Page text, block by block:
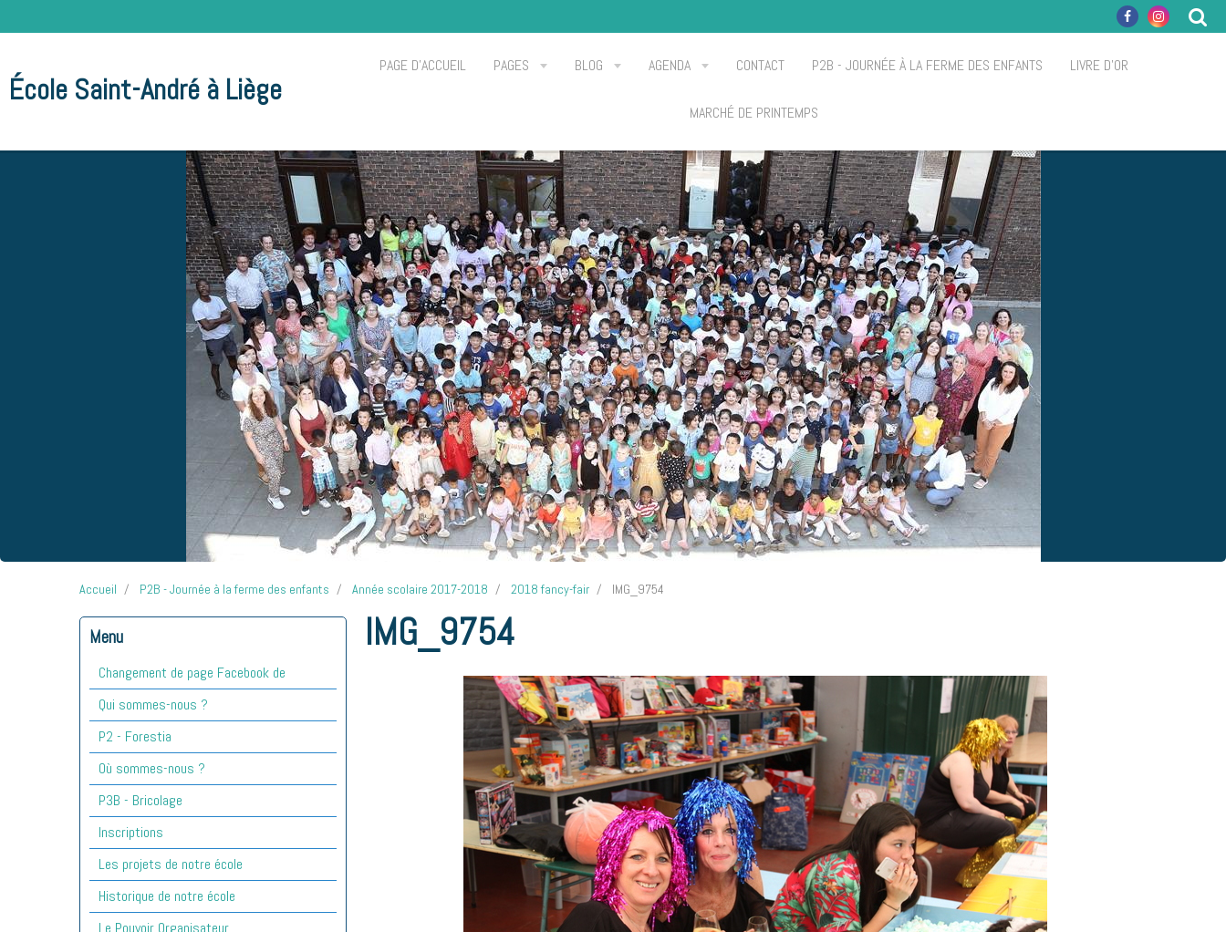
École Saint-André à Liège
PAGE D'ACCUEIL PAGES BLOG AGENDA CONTACT P2B - JOURNÉE À LA FERME DES ENFANTS LIVRE D'OR
MARCHÉ DE PRINTEMPS
Accueil P2B - Journée à la ferme des enfants Année scolaire 2017-2018 2018 fancy-fair IMG_9754
IMG_9754
Menu
Changement de page Facebook de
Qui sommes-nous ?
P2 - Forestia
Où sommes-nous ?
P3B - Bricolage
Inscriptions
Les projets de notre école
Historique de notre école
Le Pouvoir Organisateur